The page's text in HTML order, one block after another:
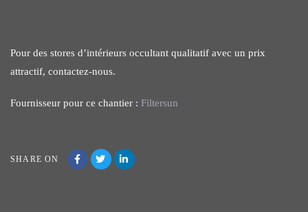
Pour des stores d’intérieurs occultant qualitatif avec un prix
attractif, contactez-nous.
Fournisseur pour ce chantier : Filtersun
SHARE ON